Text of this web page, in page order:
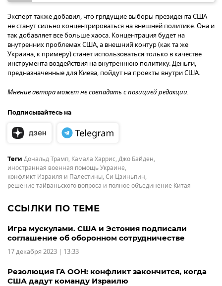
Эксперт также добавил, что грядущие выборы президента США
не станут сильно концентрироваться на внешней политике. Она и
так добавляет все больше хаоса. Концентрация будет на
внутренних проблемах США, а внешний контур (как та же
Украина, к примеру) станет использоваться только в качестве
инструмента воздействия на внутреннюю политику. Деньги,
предназначенные для Киева, пойдут на проекты внутри США.
Мнение автора может не совпадать с позицией редакции.
Подписывайтесь на
Теги Дональд Трамп, Камала Харрис, Джо Байден,
иностранная военная помощь Украине,
конфликт Израиля и Палестины, Си Цзиньпин,
решение тайваньского вопроса и полное объединение Китая
ССЫЛКИ ПО ТЕМЕ
Игра мускулами. США и Эстония подписали
соглашение об оборонном сотрудничестве
17 декабря 2023 | 13:33
Резолюция ГА ООН: конфликт закончится, когда
США дадут команду Израилю